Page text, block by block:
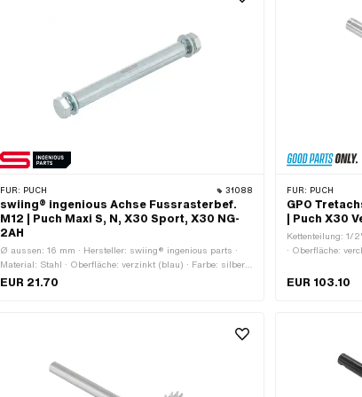
FÜR: PUCH 31088
swiing® ingenious Achse Fussrasterbef.
M12 | Puch Maxi S, N, X30 Sport, X30 NG-
2AH
Ø aussen: 16 mm · Hersteller: swiing® ingenious parts ·
Material: Stahl · Oberfläche: verzinkt (blau) · Farbe: silber ·
Gewindeart: M12x1.75 (Standardgewinde) · Gesamtlänge:
EUR 21.70
FÜR: PUCH
GPO
| Puch X30
Kettenteilung: 1/
· Oberfläche:
Kranz: 167 mm ·
EUR 103.10